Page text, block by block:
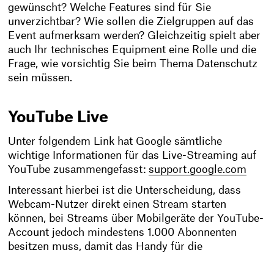
gewünscht? Welche Features sind für Sie
unverzichtbar? Wie sollen die Zielgruppen auf das
Event aufmerksam werden? Gleichzeitig spielt aber
auch Ihr technisches Equipment eine Rolle und die
Frage, wie vorsichtig Sie beim Thema Datenschutz
sein müssen.
YouTube Live
Unter folgendem Link hat Google sämtliche
wichtige Informationen für das Live-Streaming auf
YouTube zusammengefasst:support.google.com
Interessant hierbei ist die Unterscheidung, dass
Webcam-Nutzer direkt einen Stream starten
können, bei Streams über Mobilgeräte der YouTube-
Account jedoch mindestens 1.000 Abonnenten
besitzen muss, damit das Handy für die